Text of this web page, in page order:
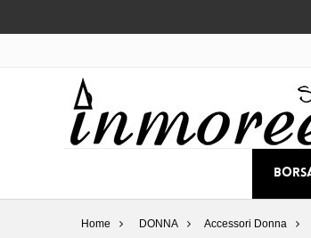
Home DONNA Accessori Donna